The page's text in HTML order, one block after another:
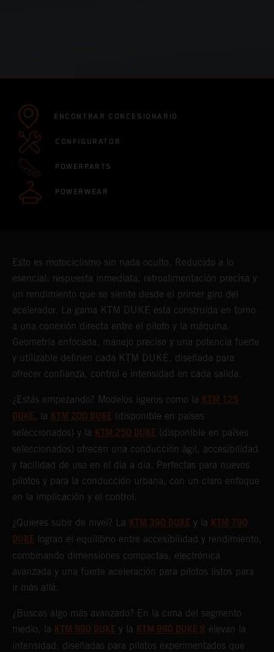
ENCONTRAR CONCESIONARIO
CONFIGURATOR
POWERPARTS
POWERWEAR
Esto es motociclismo sin nada oculto. Reducido a lo
esencial: respuesta inmediata, retroalimentación precisa y
un rendimiento que se siente desde el primer giro del
acelerador. La gama KTM DUKE está construida en torno
a una conexión directa entre el piloto y la máquina.
Geometría enfocada, manejo preciso y una potencia fuerte
y utilizable definen cada KTM DUKE, diseñada para
ofrecer confianza, control e intensidad en cada salida.
¿Estás empezando? Modelos ligeros como la KTM 125
DUKE, la KTM 200 DUKE (disponible en países
seleccionados) y la KTM 250 DUKE (disponible en países
seleccionados) ofrecen una conducción ágil, accesibilidad
y facilidad de uso en el día a día. Perfectas para nuevos
pilotos y para la conducción urbana, con un claro enfoque
en la implicación y el control.
¿Quieres subir de nivel? La KTM 390 DUKE y la KTM 790
DUKE logran el equilibrio entre accesibilidad y rendimiento,
combinando dimensiones compactas, electrónica
avanzada y una fuerte aceleración para pilotos listos para
ir más allá.
¿Buscas algo más avanzado? En la cima del segmento
medio, la KTM 990 DUKE y la KTM 990 DUKE R elevan la
intensidad: diseñadas para pilotos experimentados que